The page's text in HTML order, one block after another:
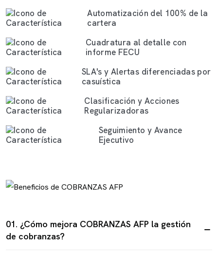
Automatización del 100% de la
cartera
Cuadratura al detalle con
informe FECU
SLA's y Alertas diferenciadas por
casuística
Clasificación y Acciones
Regularizadoras
Seguimiento y Avance
Ejecutivo
01. ¿Cómo mejora COBRANZAS AFP la gestión
de cobranzas?